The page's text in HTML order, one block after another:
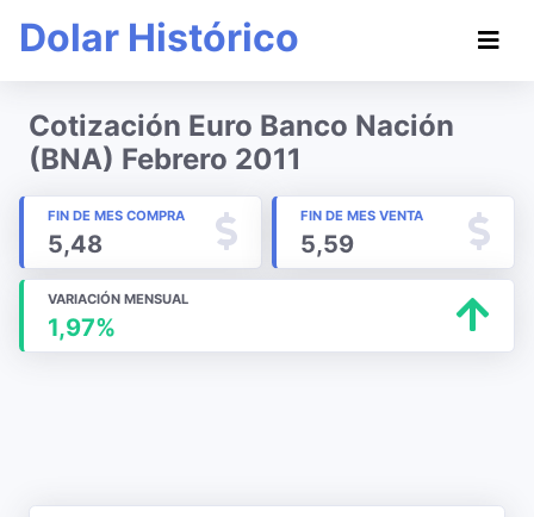
Dolar Histórico
Cotización Euro Banco Nación
(BNA) Febrero 2011
FIN DE MES COMPRA
5,48
FIN DE MES VENTA
5,59
VARIACIÓN MENSUAL
1,97%